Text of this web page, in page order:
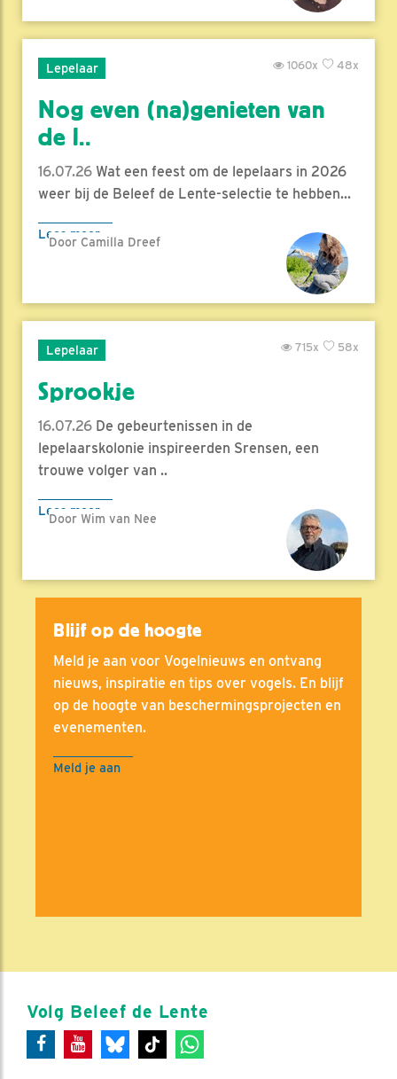
Lepelaar 48x
1060x
Nog even (na)genieten van
de l..
16.07.26 Wat een feest om de lepelaars in 2026
weer bij de Beleef de Lente-selectie te hebben...
Lees meer
Door Camilla Dreef
Lepelaar 58x
715x
Sprookje
16.07.26 De gebeurtenissen in de
lepelaarskolonie inspireerden Srensen, een
trouwe volger van ..
Lees meer
Door Wim van Nee
Blijf op de hoogte
Meld je aan voor Vogelnieuws en ontvang
nieuws, inspiratie en tips over vogels. En blijf
op de hoogte van beschermingsprojecten en
evenementen.
Meld je aan
Volg Beleef de Lente